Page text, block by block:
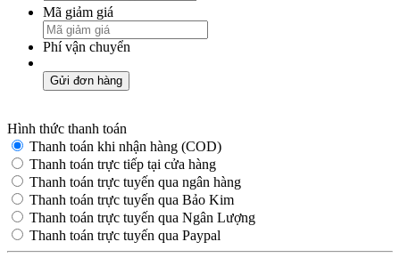
Mã giảm giá
Phí vận chuyển
Gửi đơn hàng
Hình thức thanh toán
Thanh toán khi nhận hàng (COD)
Thanh toán trực tiếp tại cửa hàng
Thanh toán trực tuyến qua ngân hàng
Thanh toán trực tuyến qua Bảo Kim
Thanh toán trực tuyến qua Ngân Lượng
Thanh toán trực tuyến qua Paypal